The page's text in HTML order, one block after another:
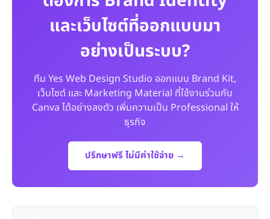
และเว็บไซต์ที่ออกแบบมา
อย่างเป็นระบบ?
ทีม Yes Web Design Studio ออกแบบ Brand Kit,
เว็บไซต์ และ Marketing Material ที่ใช้งานร่วมกับ
Canva ได้อย่างลงตัว เพิ่มความเป็น Professional ให้
ธุรกิจ
ปรึกษาฟรี ไม่มีค่าใช้จ่าย →